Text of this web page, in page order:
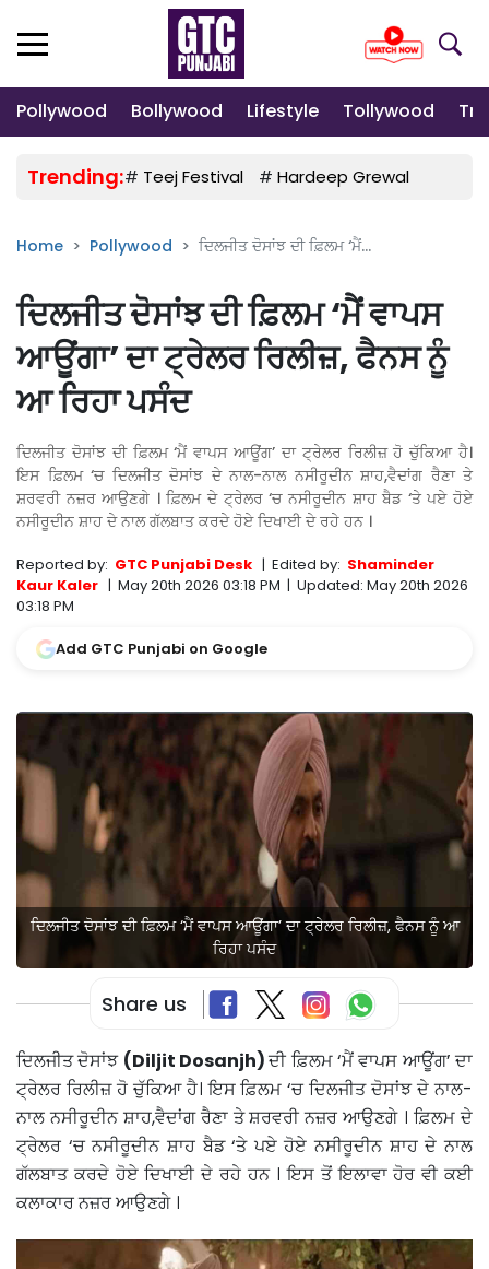
Pollywood Bollywood Lifestyle Tollywood
Trending:# Teej Festival # Hardeep Grewal
Home Pollywood ਦਿਲਜੀਤ ਦੋਸਾਂਝ ਦੀ ਫ਼ਿਲਮ ‘ਮੈਂ...
ਦਿਲਜੀਤ ਦੋਸਾਂਝ ਦੀ ਫ਼ਿਲਮ ‘ਮੈਂ ਵਾਪਸ
ਆਊਂਗਾ’ ਦਾ ਟ੍ਰੇਲਰ ਰਿਲੀਜ਼, ਫੈਨਸ ਨੂੰ
ਆ ਰਿਹਾ ਪਸੰਦ
ਦਿਲਜੀਤ ਦੋਸਾਂਝ ਦੀ ਫ਼ਿਲਮ ‘ਮੈਂ ਵਾਪਸ ਆਊਂਗ’ ਦਾ ਟ੍ਰੇਲਰ ਰਿਲੀਜ਼ ਹੋ ਚੁੱਕਿਆ ਹੈ।
ਇਸ ਫ਼ਿਲਮ ‘ਚ ਦਿਲਜੀਤ ਦੋਸਾਂਝ ਦੇ ਨਾਲ-ਨਾਲ ਨਸੀਰੂਦੀਨ ਸ਼ਾਹ,ਵੈਦਾਂਗ ਰੈਣਾ ਤੇ
ਸ਼ਰਵਰੀ ਨਜ਼ਰ ਆਉਣਗੇ । ਫ਼ਿਲਮ ਦੇ ਟ੍ਰੇਲਰ ‘ਚ ਨਸੀਰੂਦੀਨ ਸ਼ਾਹ ਬੈਡ ‘ਤੇ ਪਏ ਹੋਏ
ਨਸੀਰੂਦੀਨ ਸ਼ਾਹ ਦੇ ਨਾਲ ਗੱਲਬਾਤ ਕਰਦੇ ਹੋਏ ਦਿਖਾਈ ਦੇ ਰਹੇ ਹਨ ।
Reported by: GTC Punjabi Desk | Edited by: Shaminder
Kaur Kaler | May 20th 2026 03:18 PM | Updated: May 20th 2026
03:18 PM
Add GTC Punjabi on Google
ਦਿਲਜੀਤ ਦੋਸਾਂਝ ਦੀ ਫ਼ਿਲਮ ‘ਮੈਂ ਵਾਪਸ ਆਊਂਗਾ’ ਦਾ ਟ੍ਰੇਲਰ ਰਿਲੀਜ਼, ਫੈਨਸ ਨੂੰ ਆ
ਰਿਹਾ ਪਸੰਦ
Share us
ਦਿਲਜੀਤ ਦੋਸਾਂਝ (Diljit Dosanjh)ਦੀ ਫ਼ਿਲਮ ‘ਮੈਂ ਵਾਪਸ ਆਊਂਗ’ ਦਾ
ਟ੍ਰੇਲਰ ਰਿਲੀਜ਼ ਹੋ ਚੁੱਕਿਆ ਹੈ। ਇਸ ਫ਼ਿਲਮ ‘ਚ ਦਿਲਜੀਤ ਦੋਸਾਂਝ ਦੇ ਨਾਲ-
ਨਾਲ ਨਸੀਰੂਦੀਨ ਸ਼ਾਹ,ਵੈਦਾਂਗ ਰੈਣਾ ਤੇ ਸ਼ਰਵਰੀ ਨਜ਼ਰ ਆਉਣਗੇ । ਫ਼ਿਲਮ ਦੇ
ਟ੍ਰੇਲਰ ‘ਚ ਨਸੀਰੂਦੀਨ ਸ਼ਾਹ ਬੈਡ ‘ਤੇ ਪਏ ਹੋਏ ਨਸੀਰੂਦੀਨ ਸ਼ਾਹ ਦੇ ਨਾਲ
ਗੱਲਬਾਤ ਕਰਦੇ ਹੋਏ ਦਿਖਾਈ ਦੇ ਰਹੇ ਹਨ । ਇਸ ਤੋਂ ਇਲਾਵਾ ਹੋਰ ਵੀ ਕਈ
ਕਲਾਕਾਰ ਨਜ਼ਰ ਆਉਣਗੇ ।